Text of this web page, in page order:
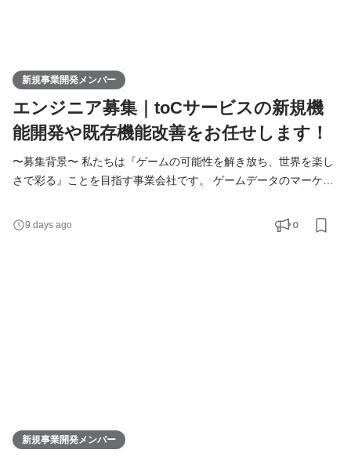
新規事業開発メンバー
エンジニア募集｜toCサービスの新規機
能開発や既存機能改善をお任せします！
〜募集背景〜 私たちは『ゲームの可能性を解き放ち、世界を楽し
さで彩る』ことを目指す事業会社です。 ゲームデータのマーケッ
た「ゲームを頑張ること」の価値を、それを必要としている人に
届ける。そんなプラットフォームを運営しています。 現在、新た
9 days ago 0
新規事業開発メンバー